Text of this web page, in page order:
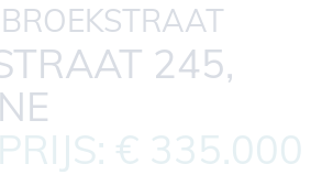
BROEKSTRAAT
245,
€ 335.000